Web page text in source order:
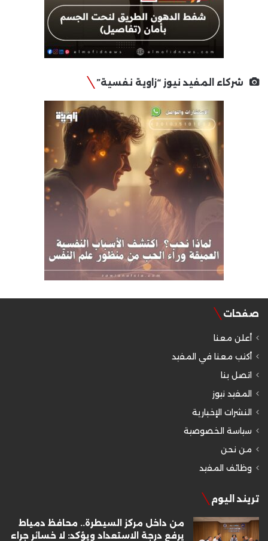
شركاء المفيد نيوز “زاوية نفسية”
صفحات
أعلن معنا
أكتب معنا في المفيد
اتصل بنا
المفيد نيوز
النشرات الإخبارية
سياسة الخصوصية
من نحن
وظائف المفيد
تريند اليوم
من داخل مركز السيطرة.. محافظ دمياط
يرفع درجة الاستعداد ويؤكد: لا خسائر جراء